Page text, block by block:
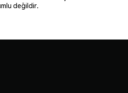
değildir.